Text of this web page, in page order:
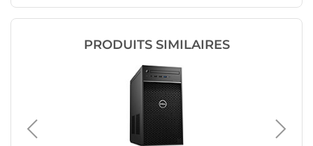
PRODUITS SIMILAIRES